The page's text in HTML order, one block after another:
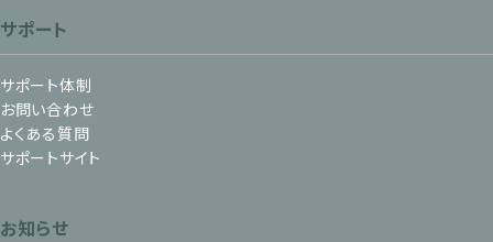
サポート
サポート体制
お問い合わせ
よくある質問
サポートサイト
お知らせ